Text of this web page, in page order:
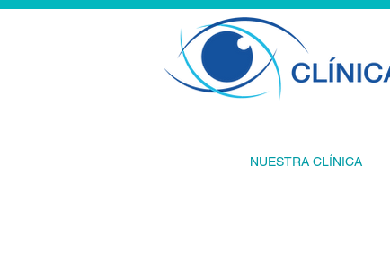
NUESTRA CLÍNICA